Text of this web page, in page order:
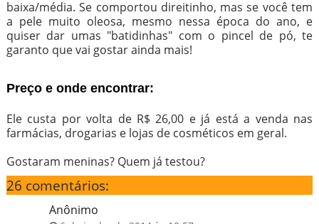
baixa/média. Se comportou direitinho, mas se você tem
a pele muito oleosa, mesmo nessa época do ano, e
quiser dar umas "batidinhas" com o pincel de pó, te
garanto que vai gostar ainda mais!
Preço e onde encontrar:
Ele custa por volta de R$ 26,00 e já está a venda nas
farmácias, drogarias e lojas de cosméticos em geral.
Gostaram meninas? Quem já testou?
26 comentários:
Anônimo